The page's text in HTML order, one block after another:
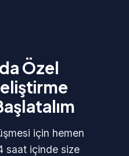
Özel
için hemen
saat içinde size